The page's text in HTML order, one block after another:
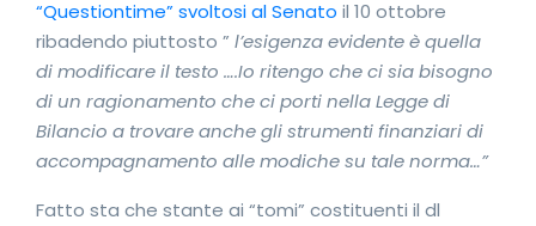
“Questiontime” svoltosi al Senato il 10 ottobre
ribadendo piuttosto ” l’esigenza evidente è quella
di modificare il testo ….Io ritengo che ci sia bisogno
di un ragionamento che ci porti nella Legge di
Bilancio a trovare anche gli strumenti finanziari di
accompagnamento alle modiche su tale norma…”
Fatto sta che stante ai “tomi” costituenti il dl